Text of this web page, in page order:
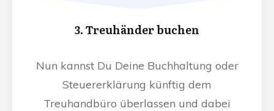
3. Treuhänder buchen
Nun kannst Du Deine Buchhaltung oder
Steuererklärung künftig dem
Treuhandbüro überlassen und dabei